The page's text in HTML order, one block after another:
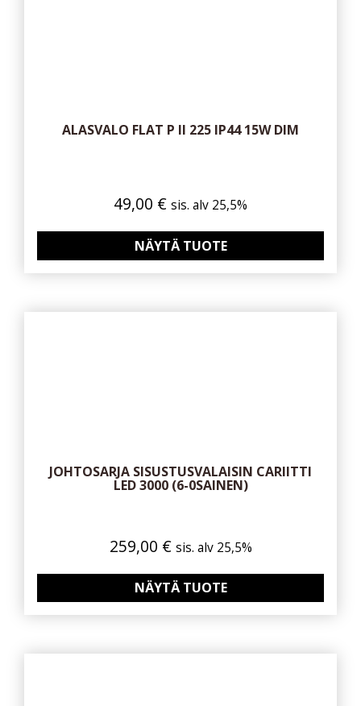
ALASVALO FLAT P II 225 IP44 15W DIM
49,00 € sis. alv 25,5%
NÄYTÄ TUOTE
JOHTOSARJA SISUSTUSVALAISIN CARIITTI
LED 3000 (6-0SAINEN)
259,00 € sis. alv 25,5%
NÄYTÄ TUOTE